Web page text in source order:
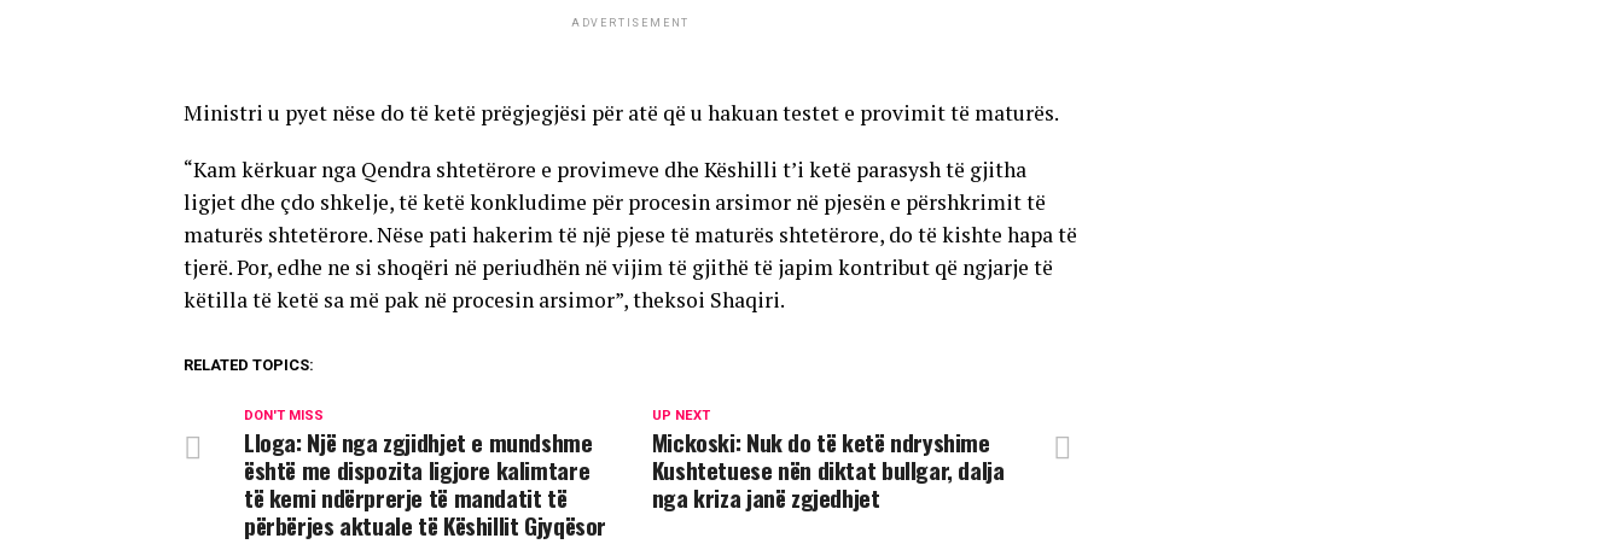
ADVERTISEMENT
Ministri u pyet nëse do të ketë prëgjegjësi për atë që u hakuan testet e provimit të maturës.
“Kam kërkuar nga Qendra shtetërore e provimeve dhe Këshilli t’i ketë parasysh të gjitha
ligjet dhe çdo shkelje, të ketë konkludime për procesin arsimor në pjesën e përshkrimit të
maturës shtetërore. Nëse pati hakerim të një pjese të maturës shtetërore, do të kishte hapa të
tjerë. Por, edhe ne si shoqëri në periudhën në vijim të gjithë të japim kontribut që ngjarje të
këtilla të ketë sa më pak në procesin arsimor”, theksoi Shaqiri.
RELATED TOPICS:
UP NEXT
Mickoski: Nuk do të ketë ndryshime
Kushtetuese nën diktat bullgar, dalja
nga kriza janë zgjedhjet
DON'T MISS
Lloga: Një nga zgjidhjet e mundshme
është me dispozita ligjore kalimtare
të kemi ndërprerje të mandatit të
përbërjes aktuale të Këshillit Gjyqësor